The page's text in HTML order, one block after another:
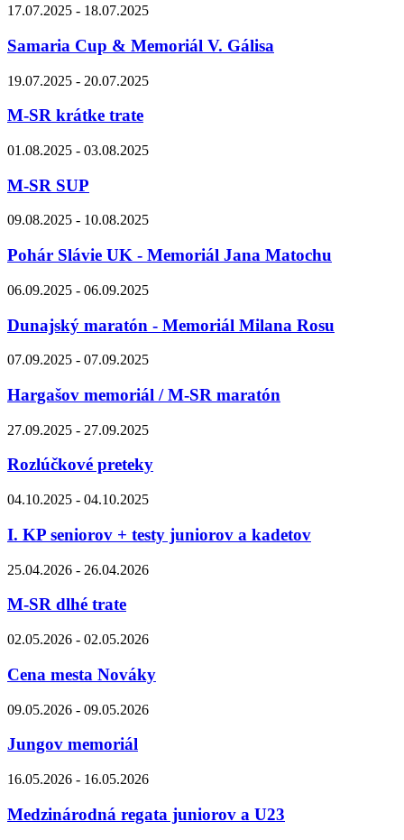
17.07.2025 - 18.07.2025
Samaria Cup & Memoriál V. Gálisa
19.07.2025 - 20.07.2025
M-SR krátke trate
01.08.2025 - 03.08.2025
M-SR SUP
09.08.2025 - 10.08.2025
Pohár Slávie UK - Memoriál Jana Matochu
06.09.2025 - 06.09.2025
Dunajský maratón - Memoriál Milana Rosu
07.09.2025 - 07.09.2025
Hargašov memoriál / M-SR maratón
27.09.2025 - 27.09.2025
Rozlúčkové preteky
04.10.2025 - 04.10.2025
I. KP seniorov + testy juniorov a kadetov
25.04.2026 - 26.04.2026
M-SR dlhé trate
02.05.2026 - 02.05.2026
Cena mesta Nováky
09.05.2026 - 09.05.2026
Jungov memoriál
16.05.2026 - 16.05.2026
Medzinárodná regata juniorov a U23